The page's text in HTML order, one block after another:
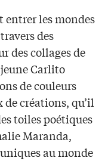
entrer les mondes
des
des collages de
Carlito
de couleurs
de créations, qu’il
toiles poétiques
Maranda,
au monde